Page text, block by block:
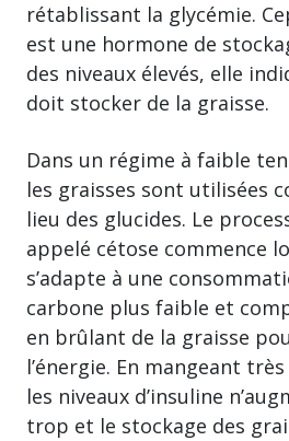
rétablissant la glycémie.
est une hormone de
des niveaux élevés, elle
doit stocker de la graisse.
Dans un régime à faible
les graisses sont utilisées
lieu des glucides. Le
appelé cétose commence
s’adapte à une
carbone plus faible et
en brûlant de la graisse
l’énergie. En mangeant
les niveaux d’insuline
trop et le stockage des